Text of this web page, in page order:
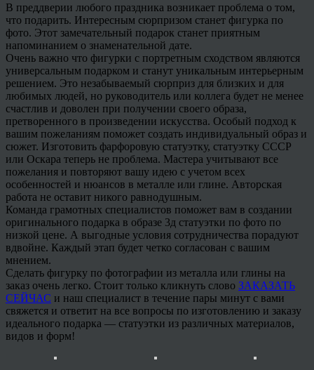
В преддверии любого праздника возникает проблема о том,
что подарить. Интересным сюрпризом станет фигурка по
фото. Этот замечательный подарок станет приятным
напоминанием о знаменательной дате.
Очень важно что фигурки с портретным сходством являются
универсальным подарком и станут уникальным интерьерным
решением. Это незабываемый сюрприз для близких и для
любимых людей, но руководитель или коллега будет не менее
счастлив и доволен при получении своего образа,
претворенного в произведении искусства. Особый подход к
вашим пожеланиям поможет создать индивидуальный образ и
сюжет. Изготовить фарфоровую статуэтку, статуэтку СССР
или Оскара теперь не проблема. Мастера учитывают все
пожелания и повторяют вашу идею с учетом всех
особенностей и нюансов в металле или глине. Авторская
работа не оставит никого равнодушным.
Команда грамотных специалистов поможет вам в создании
оригинального подарка в образе 3д статуэтки по фото по
низкой цене. А выгодные условия сотрудничества порадуют
вдвойне. Каждый этап будет четко согласован с вашим
мнением.
Сделать фигурку по фотографии из металла или глины на
заказ очень легко. Стоит только кликнуть слово ЗАКАЗАТЬ
СЕЙЧАС и наш специалист в течение пары минут с вами
свяжется и ответит на все вопросы по изготовлению и заказу
идеального подарка — статуэтки из различных материалов,
видов и форм!